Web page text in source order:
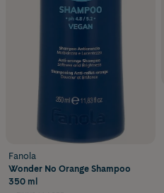
Fanola
Wonder No Orange Shampoo
350 ml